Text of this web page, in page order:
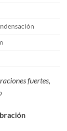
fuertes,